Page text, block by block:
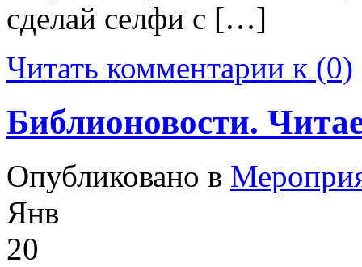
сделай селфи с […]
Читать комментарии к (0)
Библионовости.
Опубликовано в
Янв
20